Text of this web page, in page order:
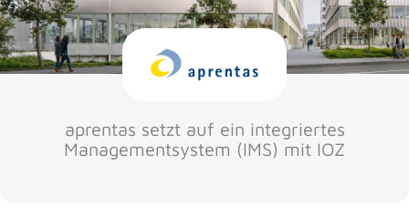
aprentas setzt auf ein integriertes
Managementsystem (IMS) mit IOZ